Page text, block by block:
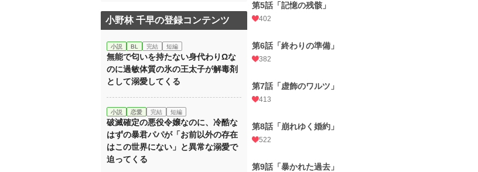
第5話「記憶の残骸」
402
第6話「終わりの準備」
382
第7話「虚飾のワルツ」
413
第8話「崩れゆく婚約」
522
第9話「暴かれた過去」
小野林 千早の登録コンテンツ
小説 BL 完結 短編
無能で匂いを持たない身代わりΩな
のに過敏体質の氷の王太子が解毒剤
として溺愛してくる
小説 恋愛 完結 短編
破滅確定の悪役令嬢なのに、冷酷な
はずの暴君パパが「お前以外の存在
はこの世界にない」と異常な溺愛で
迫ってくる